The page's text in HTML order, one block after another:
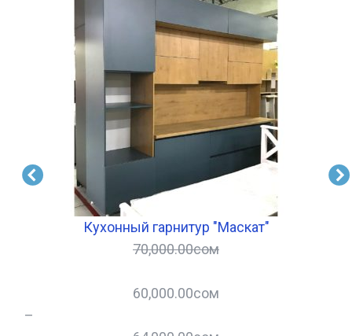
Кухонный гарнитур "Маскат"
70,000.00сом
60,000.00сом
–